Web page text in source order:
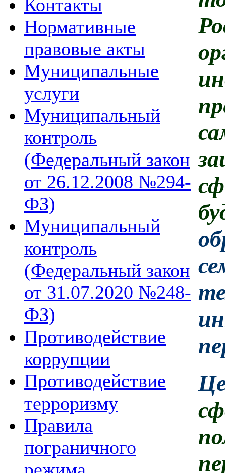
Контакты
Нормативные
правовые акты
Муниципальные
услуги
Муниципальный
контроль
(Федеральный закон
от 26.12.2008 №294-
ФЗ)
Муниципальный
контроль
(Федеральный закон
от 31.07.2020 №248-
ФЗ)
Противодействие
коррупции
Противодействие
терроризму
Правила
пограничного